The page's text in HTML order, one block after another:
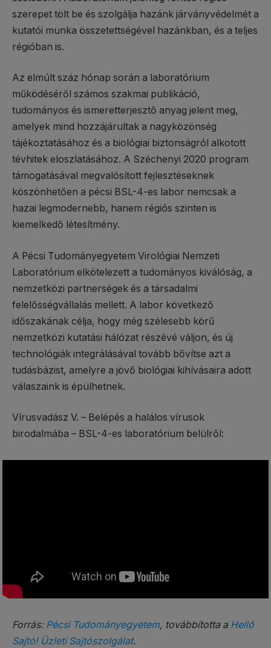
szerepet tölt be és szolgálja hazánk járványvédelmét a
kutatói munka összetettségével hazánkban, és a teljes
régióban is.
Az elmúlt száz hónap során a laboratórium
működéséről számos szakmai publikáció,
tudományos és ismeretterjesztő anyag jelent meg,
amelyek mind hozzájárultak a nagyközönség
tájékoztatásához és a biológiai biztonságról alkotott
tévhitek eloszlatásához. A Széchenyi 2020 program
támogatásával megvalósított fejlesztéseknek
köszönhetően a pécsi BSL-4-es labor nemcsak a
hazai legmodernebb, hanem régiós szinten is
kiemelkedő létesítmény.
A Pécsi Tudományegyetem Virológiai Nemzeti
Laboratórium elkötelezett a tudományos kiválóság, a
nemzetközi partnerségek és a társadalmi
felelősségvállalás mellett. A labor következő
időszakának célja, hogy még szélesebb körű
nemzetközi kutatási hálózat részévé váljon, és új
technológiák integrálásával tovább bővítse azt a
tudásbázist, amelyre a jövő biológiai kihívásaira adott
válaszaink is épülhetnek.
Vírusvadász V. – Belépés a halálos vírusok
birodalmába – BSL-4-es laboratórium belülről:
Forrás: Pécsi Tudományegyetem, továbbította a Helló
Sajtó! Üzleti Sajtószolgálat.